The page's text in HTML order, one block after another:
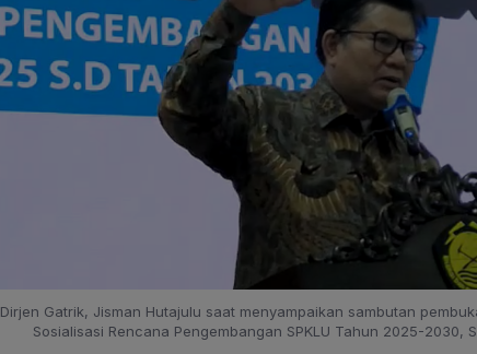
Dirjen Gatrik, Jisman Hutajulu saat menyampaikan sambutan
Sosialisasi Rencana Pengembangan SPKLU Tahun 2025-2030,